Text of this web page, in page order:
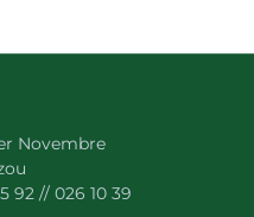
Novembre
92 // 026 10 39